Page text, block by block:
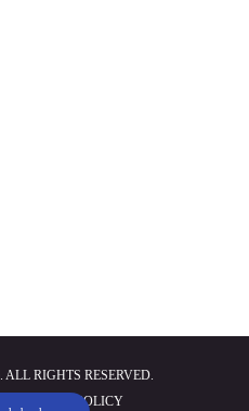
RIGHTS RESERVED.
PRIVACY POLICY